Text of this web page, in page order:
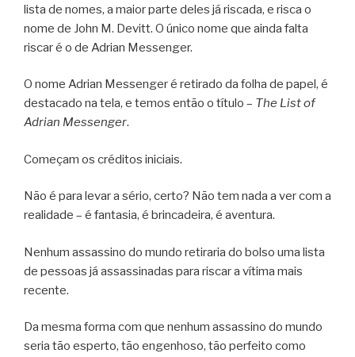
lista de nomes, a maior parte deles já riscada, e risca o
nome de John M. Devitt. O único nome que ainda falta
riscar é o de Adrian Messenger.
O nome Adrian Messenger é retirado da folha de papel, é
destacado na tela, e temos então o título – The List of
Adrian Messenger.
Começam os créditos iniciais.
Não é para levar a sério, certo? Não tem nada a ver com a
realidade – é fantasia, é brincadeira, é aventura.
Nenhum assassino do mundo retiraria do bolso uma lista
de pessoas já assassinadas para riscar a vítima mais
recente.
Da mesma forma com que nenhum assassino do mundo
seria tão esperto, tão engenhoso, tão perfeito como